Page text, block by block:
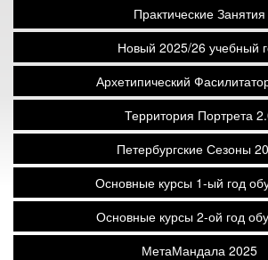
Практические Занятия
Новый 2025/26 учебный
Архетипический
Территория Портрета
Петербургские Сезоны
Основные курсы 1-ый год
Основные курсы 2-ой год
МетаМандала 2025